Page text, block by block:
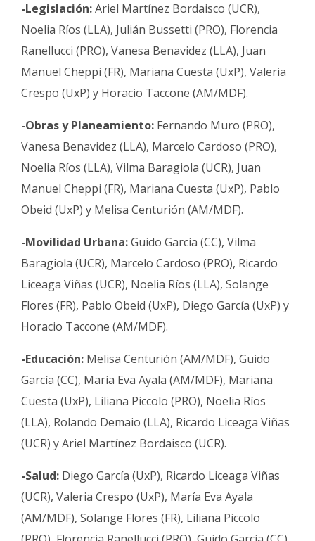
-Legislación:Ariel Martínez Bordaisco (UCR),
Noelia Ríos (LLA), Julián Bussetti (PRO), Florencia
Ranellucci (PRO), Vanesa Benavidez (LLA), Juan
Manuel Cheppi (FR), Mariana Cuesta (UxP), Valeria
Crespo (UxP) y Horacio Taccone (AM/MDF).
-Obras y Planeamiento: Fernando Muro (PRO),
Vanesa Benavidez (LLA), Marcelo Cardoso (PRO),
Noelia Ríos (LLA), Vilma Baragiola (UCR), Juan
Manuel Cheppi (FR), Mariana Cuesta (UxP), Pablo
Obeid (UxP) y Melisa Centurión (AM/MDF).
-Movilidad Urbana:Guido García (CC), Vilma
Baragiola (UCR), Marcelo Cardoso (PRO), Ricardo
Liceaga Viñas (UCR), Noelia Ríos (LLA), Solange
Flores (FR), Pablo Obeid (UxP), Diego García (UxP) y
Horacio Taccone (AM/MDF).
-Educación: Melisa Centurión (AM/MDF), Guido
García (CC), María Eva Ayala (AM/MDF), Mariana
Cuesta (UxP), Liliana Piccolo (PRO), Noelia Ríos
(LLA), Rolando Demaio (LLA), Ricardo Liceaga Viñas
(UCR) y Ariel Martínez Bordaisco (UCR).
-Salud: Diego García (UxP), Ricardo Liceaga Viñas
(UCR), Valeria Crespo (UxP), María Eva Ayala
(AM/MDF), Solange Flores (FR), Liliana Piccolo